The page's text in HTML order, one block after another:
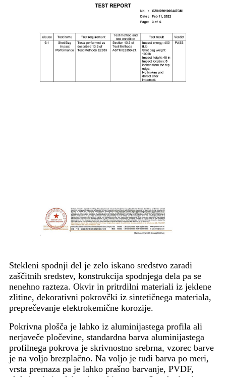
Stekleni spodnji del je zelo iskano sredstvo zaradi
zaščitnih sredstev, konstrukcija spodnjega dela pa se
nenehno razteza. Okvir in pritrdilni materiali iz jeklene
zlitine, dekorativni pokrovčki iz sintetičnega materiala,
preprečevanje elektrokemične korozije.
Pokrivna plošča je lahko iz aluminijastega profila ali
nerjaveče pločevine, standardna barva aluminijastega
profilnega pokrova je skrivnostno srebrna, vzorec barve
je na voljo brezplačno. Na voljo je tudi barva po meri,
vrsta premaza pa je lahko prašno barvanje, PVDF,